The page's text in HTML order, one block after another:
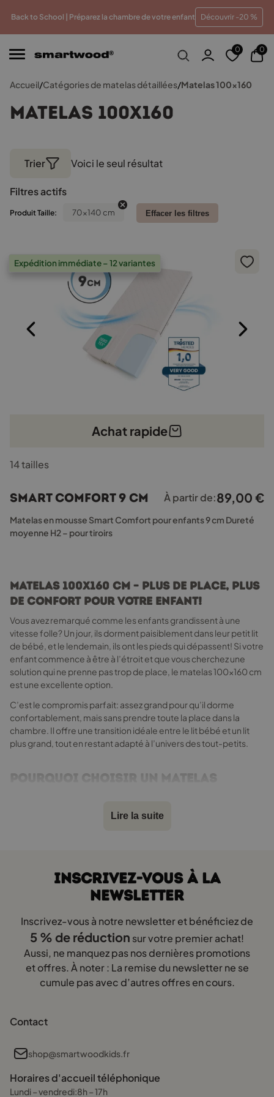
Back to School | Préparez la chambre de votre enfant Découvrir -20 %
meilleur prix Paiements en plusieurs fois sans frais
0 0
Accueil/Catégories de matelas détaillées/Matelas 100x160
Matelas 100x160
Trier Voici le seul résultat
Filtres actifs
Produit Taille: 70x140 cm Effacer les filtres
Expédition immédiate – 12 variantes
Achat rapide
produit
plusieurs
variations.
Les
options
sur
la
page
du
produit
14 tailles
Smart Comfort 9 cm À partir de:89,00 €
Matelas en mousse Smart Comfort pour enfants 9 cm Dureté
moyenne H2 – pour tiroirs
Matelas 100x160 cm – Plus de place, plus
de confort pour votre enfant!
Vous avez remarqué comme les enfants grandissent à une
vitesse folle? Un jour, ils dorment paisiblement dans leur petit lit
de bébé, et le lendemain, ils ont les pieds qui dépassent! Si votre
enfant commence à être à l’étroit et que vous cherchez une
solution qui ne prenne pas trop de place, le matelas 100x160 cm
est une excellente option.
C’est le compromis parfait: assez grand pour qu’il dorme
confortablement, mais sans prendre toute la place dans la
chambre. Il offre une transition idéale entre le lit bébé et un lit
plus grand, tout en restant adapté à l’univers des tout-petits.
Pourquoi choisir un matelas
Un matelas enfant 100x160 cm est conçu pour accompagner
Assez compact pour ne pas transformer la chambre en
Idéal pour un lit Montessori, permettant à votre enfant d’être
autonome et de monter et descendre facilement de son lit.
Et si vous cherchez un format légèrement différent, le matelas
160x100 cm offre une disposition unique avec toujours autant
de confort.
Matelas mousse 100x160 cm – Le
Si votre enfant bouge beaucoup la nuit, un matelas mousse
Lire la suite
INSCRIVEZ-VOUS À LA
NEWSLETTER
Inscrivez-vous à notre newsletter et bénéficiez de
5 % de réduction sur votre premier achat!
Aussi, ne manquez pas nos dernières promotions
et offres. À noter : La remise du newsletter ne se
cumule pas avec d’autres offres en cours.
Contact
shop@smartwoodkids.fr
Horaires d'accueil téléphonique
Lundi – vendredi:8h – 17h